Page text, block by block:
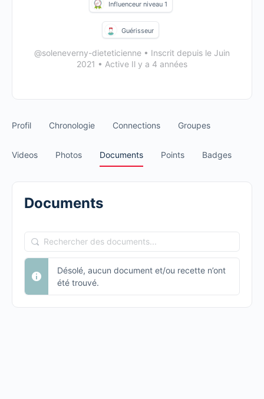
Influenceur niveau 1
Guérisseur
@soleneverny-dieteticienne • Inscrit depuis le Juin
2021 • Active Il y a 4 années
Profil Chronologie Connections Groupes
Videos Photos Documents Points Badges
Documents
Rechercher
des
documents...Désolé, aucun document et/ou recette n’ont
été trouvé.